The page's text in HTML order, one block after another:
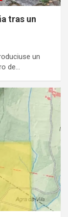
tras un
un
de…